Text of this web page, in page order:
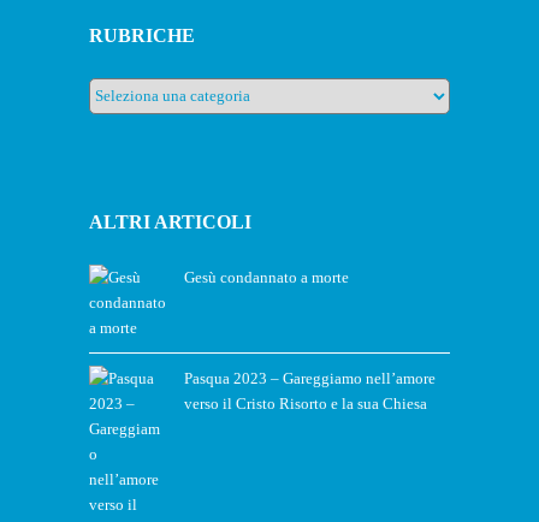
RUBRICHE
Rubriche
ALTRI ARTICOLI
Gesù condannato a morte
Pasqua 2023 – Gareggiamo nell’amore
verso il Cristo Risorto e la sua Chiesa